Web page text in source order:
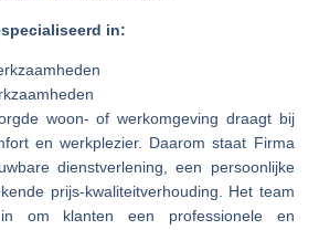
in:
woon- of werkomgeving draagt bij
en werkplezier. Daarom staat Firma
dienstverlening, een persoonlijke
prijs-kwaliteitverhouding. Het team
om klanten een professionele en